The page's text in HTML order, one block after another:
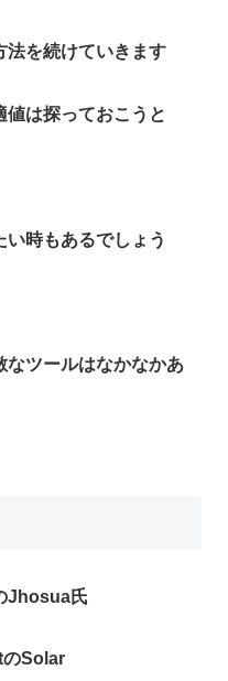
法を続けていきます
は探っておこうと
時もあるでしょう
なツールはなかなかあ
Jhosua氏
のSolar